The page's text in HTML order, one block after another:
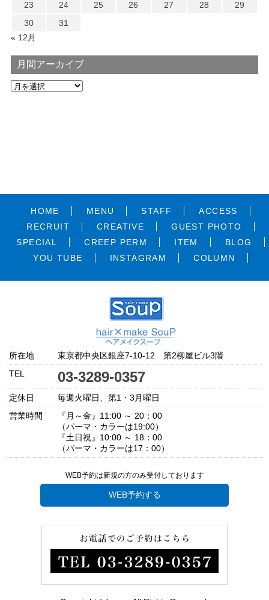
23
24 25 26 27 28
29
30
31
« 12月
月間アーカイブ
HOME MENU STAFF
ACCESS
RECRUIT
CREATIVE
GUEST PHOTO
SPECIAL
CREEP PERM ITEM
BLOG
YOU TUBE
INSTAGRAM COLUMN
所在地
東京都中央区銀座7-10-12 第2柳屋ビル3階
TEL
03-3289-0357
定休日
毎週火曜日、第1・3月曜日
営業時間
『月～金』11:00 ～ 20：00
（パーマ・カラーは19:00）
『土日祝』10:00 ～ 18：00
（パーマ・カラーは17：00）
WEB予約は新規の方のみ受付しております
WEB予約する